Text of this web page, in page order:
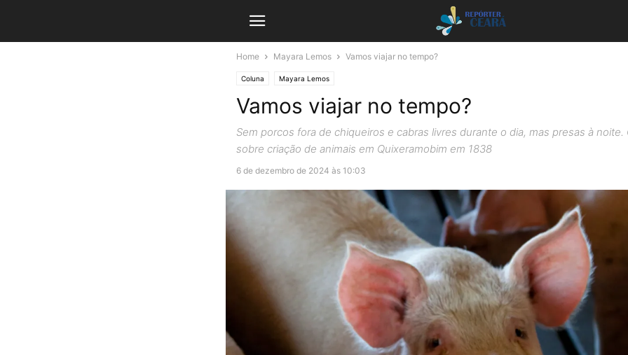
Home Mayara Lemos Vamos viajar no tempo?
Coluna Mayara Lemos
Vamos viajar no tempo?
Sem porcos fora de chiqueiros e cabras livres durante o dia, mas presas à noite.
sobre criação de animais em Quixeramobim em 1838
6 de dezembro de 2024 às 10:03